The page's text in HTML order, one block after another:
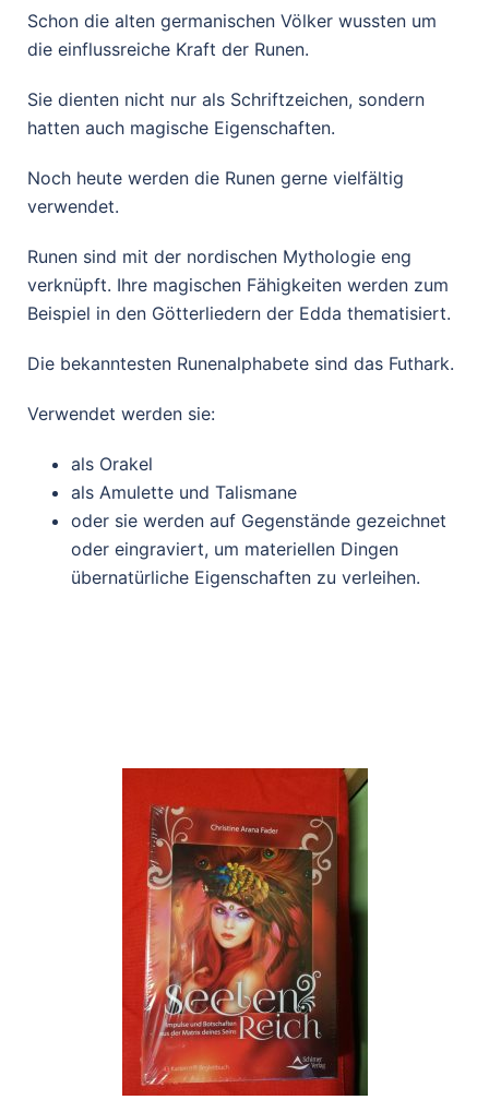
Schon die alten germanischen Völker wussten um
die einflussreiche Kraft der Runen.
Sie dienten nicht nur als Schriftzeichen, sondern
hatten auch magische Eigenschaften.
Noch heute werden die Runen gerne vielfältig
verwendet.
Runen sind mit der nordischen Mythologie eng
verknüpft. Ihre magischen Fähigkeiten werden zum
Beispiel in den Götterliedern der Edda thematisiert.
Die bekanntesten Runenalphabete sind das Futhark.
Verwendet werden sie:
als Orakel
als Amulette und Talismane
oder sie werden auf Gegenstände gezeichnet
oder eingraviert, um materiellen Dingen
übernatürliche Eigenschaften zu verleihen.